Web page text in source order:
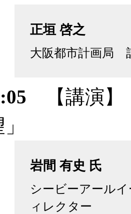
正垣 啓之
大阪都市計画局
【講演】
岩間 有史 氏
シービーアール
ィレクター